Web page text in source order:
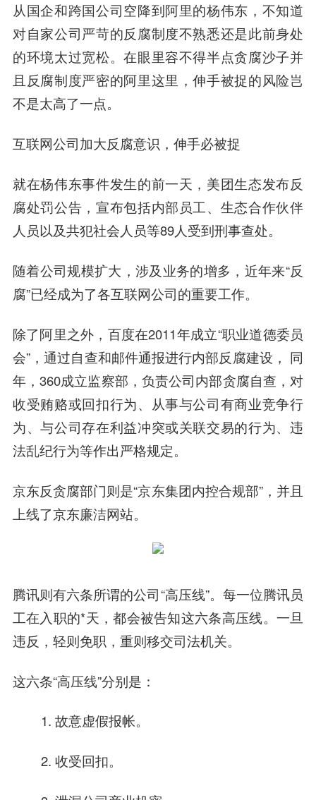
从国企和跨国公司空降到阿里的杨伟东，不知道
对自家公司严苛的反腐制度不熟悉还是此前身处
的环境太过宽松。在眼里容不得半点贪腐沙子并
且反腐制度严密的阿里这里，伸手被捉的风险岂
不是太高了一点。
互联网公司加大反腐意识，伸手必被捉
就在杨伟东事件发生的前一天，美团生态发布反
腐处罚公告，宣布包括内部员工、生态合作伙伴
人员以及共犯社会人员等89人受到刑事查处。
随着公司规模扩大，涉及业务的增多，近年来“反
腐”已经成为了各互联网公司的重要工作。
除了阿里之外，百度在2011年成立“职业道德委员
会”，通过自查和邮件通报进行内部反腐建设， 同
年，360成立监察部，负责公司内部贪腐自查，对
收受贿赂或回扣行为、从事与公司有商业竞争行
为、与公司存在利益冲突或关联交易的行为、违
法乱纪行为等作出严格规定。
京东反贪腐部门则是“京东集团内控合规部”，并且
上线了京东廉洁网站。
腾讯则有六条所谓的公司“高压线”。每一位腾讯员
工在入职的*天，都会被告知这六条高压线。一旦
违反，轻则免职，重则移交司法机关。
这六条“高压线”分别是：
1. 故意虚假报帐。
2. 收受回扣。